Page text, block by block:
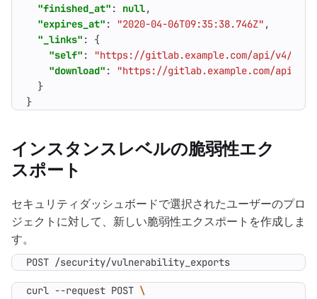
"finished_at" : null,
"expires_at" : "2020-04-06T09:35:38.746Z" ,
"_links" :
{
"self" :
"https://gitlab.example.com/api/v4/
"download" :
"https://gitlab.example.com/api/
}
}
インスタンスレベルの脆弱性エク
スポート
セキュリティダッシュボードで選択されたユーザーのプロ
ジェクトに対して、新しい脆弱性エクスポートを作成しま
す。
POST /security/vulnerability_exports
curl --request POST